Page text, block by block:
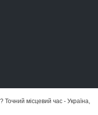
Точний місцевий час - Україна,